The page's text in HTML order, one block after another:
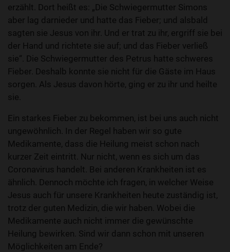
erzählt. Dort heißt es: „Die Schwiegermutter Simons
aber lag darnieder und hatte das Fieber; und alsbald
sagten sie Jesus von ihr. Und er trat zu ihr, ergriff sie bei
der Hand und richtete sie auf; und das Fieber verließ
sie“. Die Schwiegermutter des Petrus hatte schweres
Fieber. Deshalb konnte sie nicht für die Gäste im Haus
sorgen. Als Jesus davon hörte, ging er zu ihr und heilte
sie.
Ein starkes Fieber zu bekommen, ist bei uns auch nicht
ungewöhnlich. In der Regel haben wir so gute
Medikamente, dass die Heilung meist schon nach
kurzer Zeit eintritt. Nur nicht, wenn es sich um das
Coronavirus handelt. Bei anderen Krankheiten ist es
ähnlich. Dennoch möchte ich fragen, in welcher Weise
Jesus auch für unsere Krankheiten heute zuständig ist,
trotz der guten Medizin, die wir haben. Wobei die
Medikamente auch nicht immer die gewünschte
Heilung bewirken. Sind wir dann schon mit unseren
Möglichkeiten am Ende?